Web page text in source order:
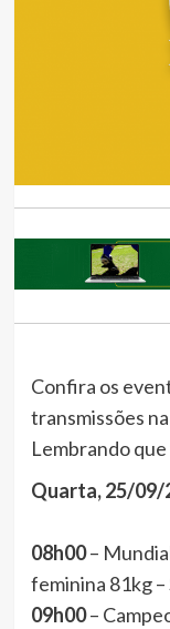
Confira os
transmissões
Lembrando
Quarta, 25/09/
08h00–
feminina 81kg –
09h00–